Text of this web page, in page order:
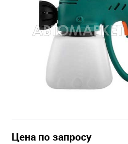
Цена по запросу